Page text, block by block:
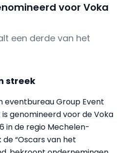
voor Voka
een derde van het
streek
eventbureau Group Event
genomineerd voor de Voka
in de regio Mechelen-
de “Oscars van het